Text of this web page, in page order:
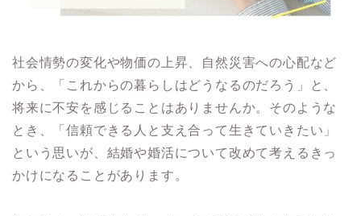
社会情勢の変化や物価の上昇、自然災害への心配など
から、「これからの暮らしはどうなるのだろう」と、
将来に不安を感じることはありませんか。そのような
とき、「信頼できる人と支え合って生きていきたい」
という思いが、結婚や婚活について改めて考えるきっ
かけになることがあります。